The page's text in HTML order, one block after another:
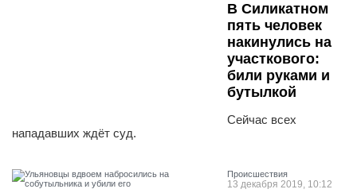
В Силикатном
пять человек
накинулись на
участкового:
били руками и
бутылкой
Сейчас всех
нападавших ждёт суд.
Проиcшествия
13 декабря 2019, 10:12